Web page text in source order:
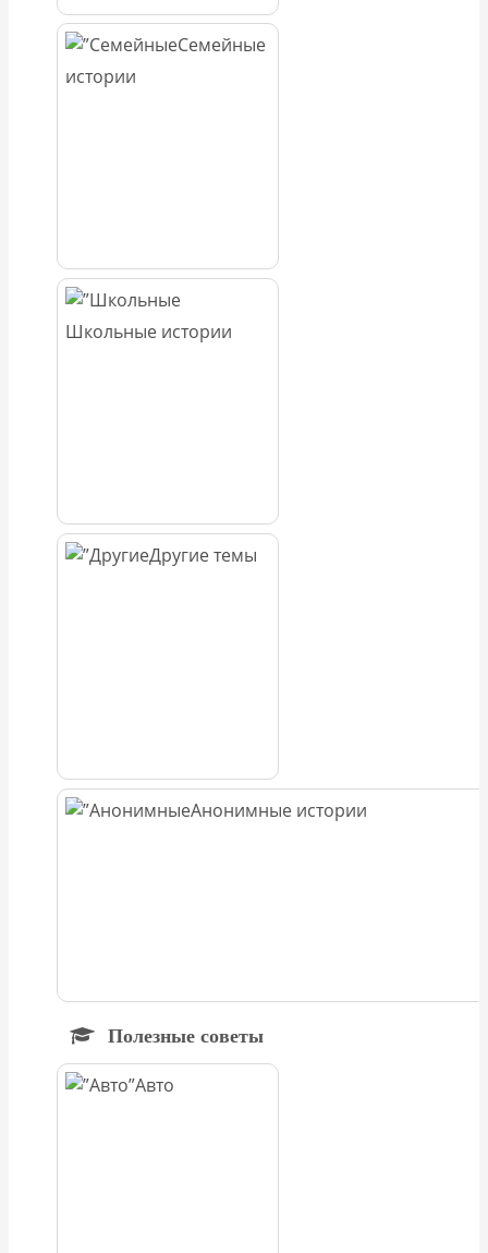
Семейные
истории
Школьные истории
Другие темы
Анонимные истории
Полезные советы
Авто